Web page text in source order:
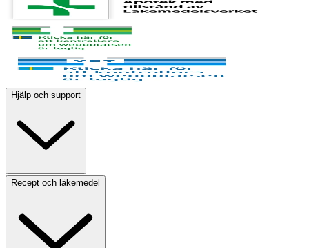
Hjälp och support
Recept och läkemedel